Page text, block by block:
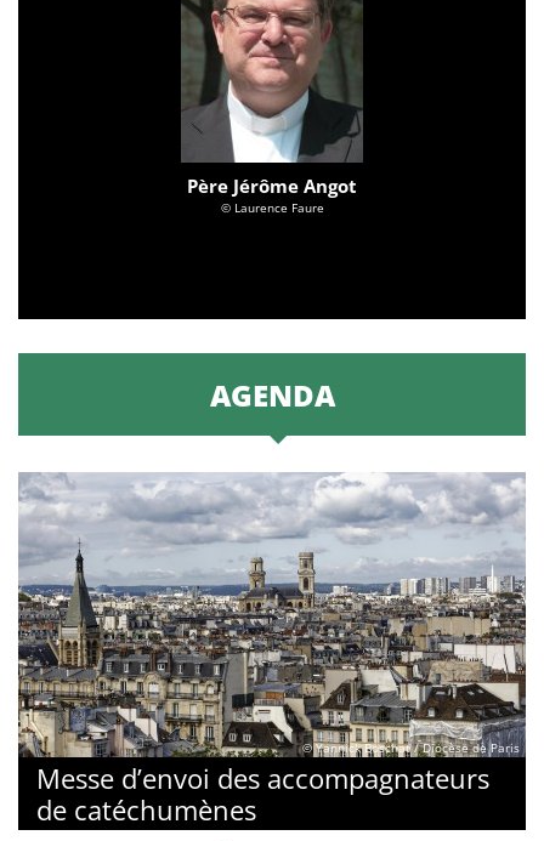
Père Jérôme Angot
© Laurence Faure
AGENDA
© Yannick Boschat / Diocèse de Paris
Messe d’envoi des accompagnateurs
de catéchumènes